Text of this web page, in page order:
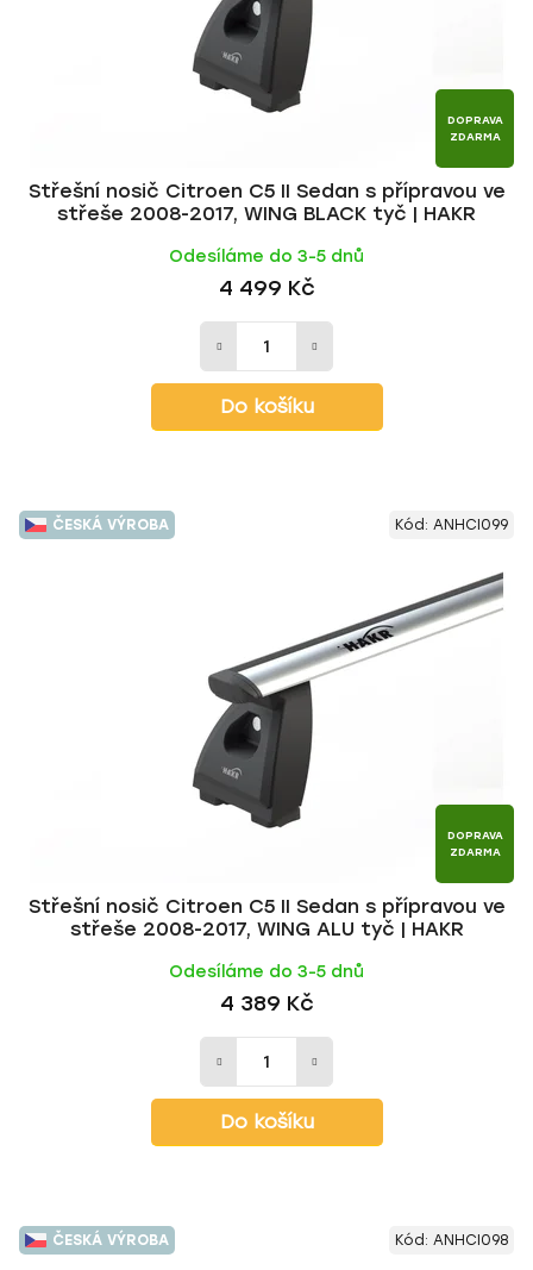
DOPRAVA
ZDARMA
Střešní nosič Citroen C5 II Sedan s přípravou ve
střeše 2008-2017, WING BLACK tyč | HAKR
Odesíláme do 3-5 dnů
4 499 Kč
Do košíku
ČESKÁ VÝROBA
DOPRAVA
ZDARMA
Střešní nosič Citroen C5 II Sedan s přípravou ve
střeše 2008-2017, WING ALU tyč | HAKR
Odesíláme do 3-5 dnů
4 389 Kč
Do košíku
Kód: ANHCI099
ČESKÁ VÝROBA Kód: ANHCI098